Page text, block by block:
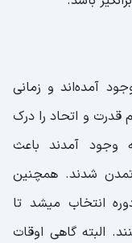
آمده‌اند و زمانی
قدرت و اتحاد را درک
وجود آمدند باعث
تمدن شدند. همچنین
انتخاب میشد تا
البته گاهی اوقات